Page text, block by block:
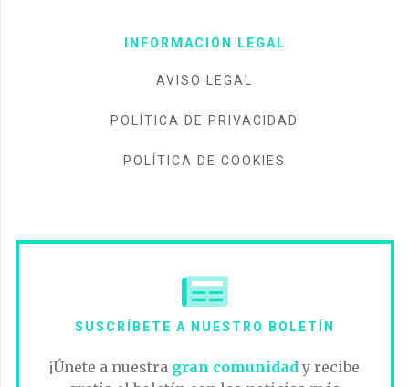
INFORMACIÓN LEGAL
AVISO LEGAL
POLÍTICA DE PRIVACIDAD
POLÍTICA DE COOKIES
SUSCRÍBETE A NUESTRO BOLETÍN
¡Únete a nuestra gran comunidad y recibe